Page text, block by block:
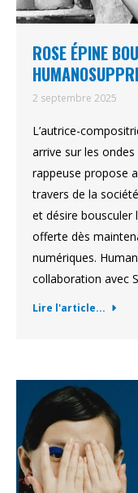
ROSE ÉPINE
2 septembre 2025
L’autrice-
arrive sur les
rappeuse propose
travers de la
et désire bousculer
offerte dès
numériques.
collaboration avec
Lire l'article...